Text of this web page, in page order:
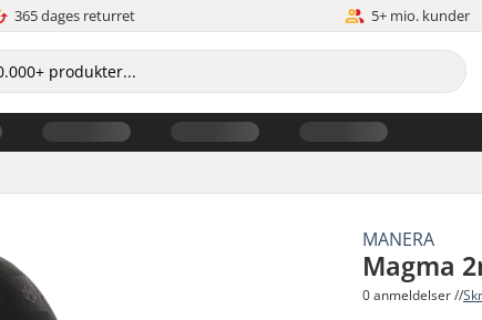
365 dages returret 5+ mio. kunder
MANERA
Magma
0 anmeldelser //